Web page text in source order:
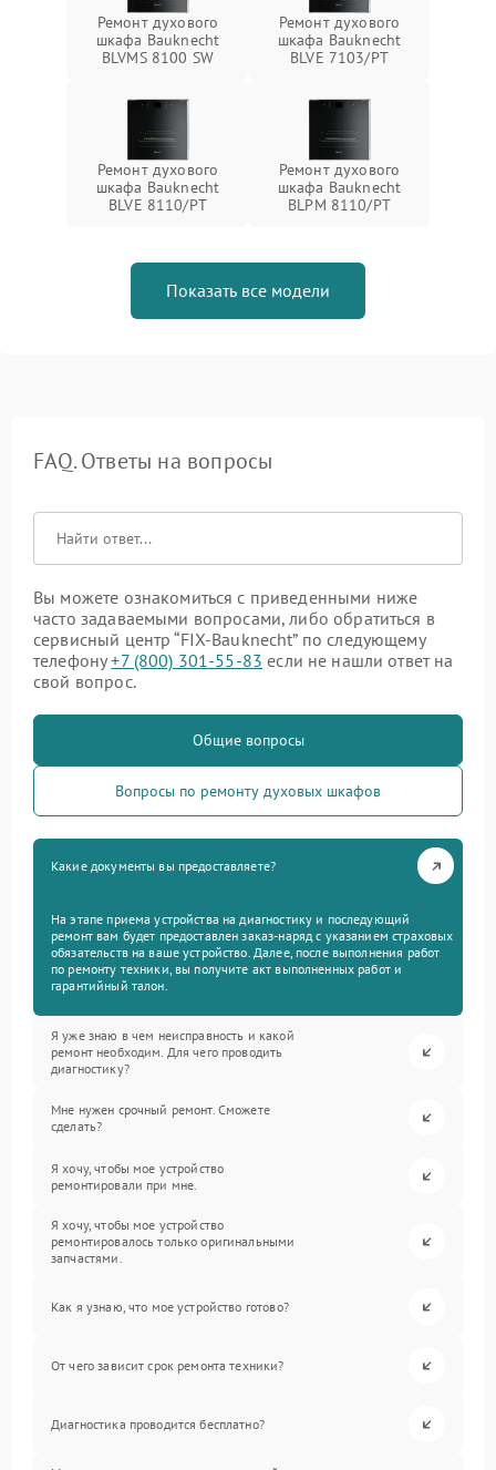
Ремонт духового
шкафа Bauknecht
BLVMS 8100 SW
Ремонт духового
шкафа Bauknecht
BLVE 7103/PT
Ремонт духового
шкафа Bauknecht
BLVE 8110/PT
Ремонт духового
шкафа Bauknecht
BLPM 8110/PT
Показать все модели
FAQ. Ответы на вопросы
Вы можете ознакомиться с приведенными ниже
часто задаваемыми вопросами, либо обратиться в
сервисный центр “FIX-Bauknecht” по следующему
телефону+7 (800) 301-55-83 если не нашли ответ на
свой вопрос.
Общие вопросы
Вопросы по ремонту духовых шкафов
Какие документы вы предоставляете?
На этапе приема устройства на диагностику и последующий
ремонт вам будет предоставлен заказ-наряд с указанием страховых
обязательств на ваше устройство. Далее, после выполнения работ
по ремонту техники, вы получите акт выполненных работ и
гарантийный талон.
Я уже знаю в чем неисправность и какой
ремонт необходим. Для чего проводить
диагностику?
Мне нужен срочный ремонт. Сможете
сделать?
Я хочу, чтобы мое устройство
ремонтировали при мне.
Я хочу, чтобы мое устройство
ремонтировалось только оригинальными
запчастями.
Как я узнаю, что мое устройство готово?
От чего зависит срок ремонта техники?
Диагностика проводится бесплатно?